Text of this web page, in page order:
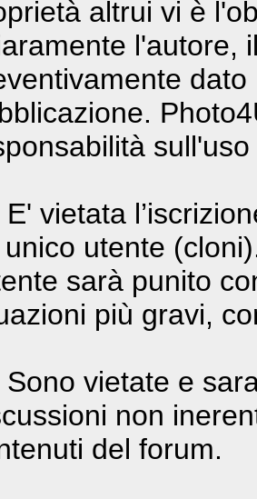
altrui vi è
l'autore,
E' vietata
unico utente
sarà punito
più gravi,
Sono vietate e
non
del forum.